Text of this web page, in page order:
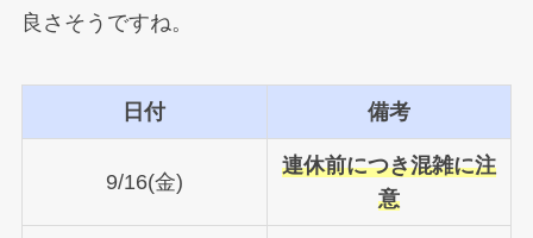
良さそうですね。
日付 備考
9/16(金)
連休前につき混雑に注
意